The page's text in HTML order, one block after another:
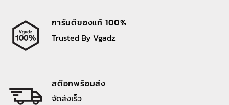
การันตีของแท้ 100%
Trusted By Vgadz
สต๊อกพร้อมส่ง
จัดส่งเร็ว